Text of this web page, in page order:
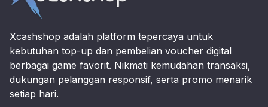
Xcashshop adalah platform tepercaya untuk
kebutuhan top-up dan pembelian voucher digital
berbagai game favorit. Nikmati kemudahan transaksi,
dukungan pelanggan responsif, serta promo menarik
setiap hari.